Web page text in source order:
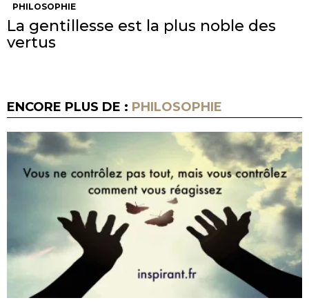
PHILOSOPHIE
La gentillesse est la plus noble des
vertus
ENCORE PLUS DE : PHILOSOPHIE